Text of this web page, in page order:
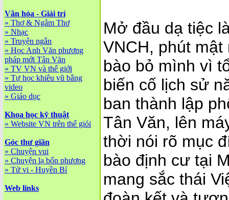
Văn hóa - Giải trí
» Thơ & Ngâm Thơ
» Nhạc
» Truyện ngắn
» Học Anh Văn phương
pháp mới Tân Văn
» TV VN và thế giới
» Tự học khiêu vũ bằng
video
» Giáo dục
Khoa học kỹ thuật
» Website VN trên thế giói
Góc thư giãn
» Chuyện vui
» Chuyện lạ bốn phương
» Tử vi - Huyền Bí
Web links
Mở đầu dạ tiệc
VNCH, phút
bào bỏ mình vì
biến cố lịch sử
ban thành lập
Tân Văn, lên
thời nói rõ mục
bào định cư tại
mang sắc thái